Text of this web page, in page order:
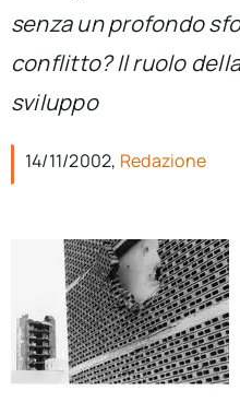
per:
senza un profondo
conflitto? Il ruolo
sviluppo
14/11/2002, Redazione